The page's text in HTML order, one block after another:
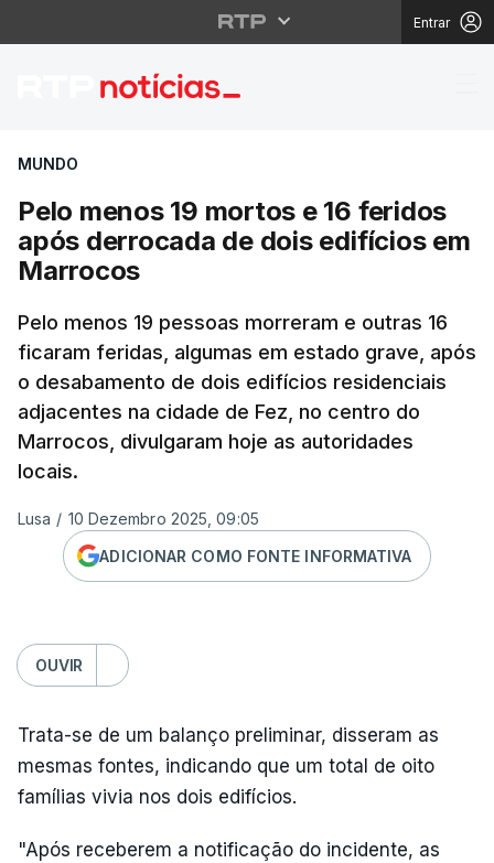
Entrar
Pelo menos 19
MUNDO
Pelo menos 19 mortos e 16 feridos
após derrocada de dois edifícios em
Marrocos
Pelo menos 19 pessoas morreram e outras 16
ficaram feridas, algumas em estado grave, após
o desabamento de dois edifícios residenciais
adjacentes na cidade de Fez, no centro do
Marrocos, divulgaram hoje as autoridades
locais.
Lusa / 10 Dezembro 2025, 09:05
ADICIONAR COMO FONTE INFORMATIVA
OUVIR
Trata-se de um balanço preliminar, disseram as
mesmas fontes, indicando que um total de oito
famílias vivia nos dois edifícios.
"Após receberem a notificação do incidente, as